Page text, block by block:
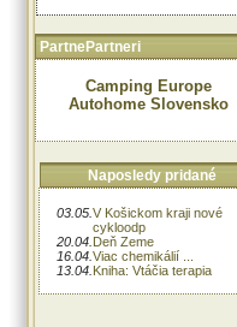
PartnePartneri
Camping Europe
Autohome Slovensko
Naposledy pridané
03.05. V Košickom kraji nové
cykloodp
20.04. Deň Zeme
16.04. Viac chemikálií ...
13.04. Kniha: Vtáčia terapia